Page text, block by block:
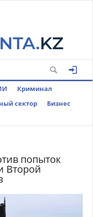
Криминал
сектор
Бизнес
попыток
Второй